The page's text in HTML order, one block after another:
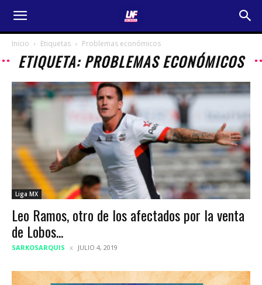
Inicio Etiquetas Problemas económicos
ETIQUETA: PROBLEMAS ECONÓMICOS
Liga MX
Leo Ramos, otro de los afectados por la venta
de Lobos...
SARKOSARQUIS JULIO 4, 2019